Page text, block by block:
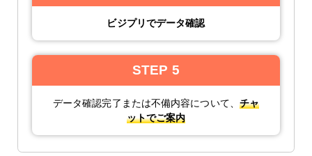
ビジプリでデータ確認
STEP 5
データ確認完了または不備内容について、 チャ
ットでご案内